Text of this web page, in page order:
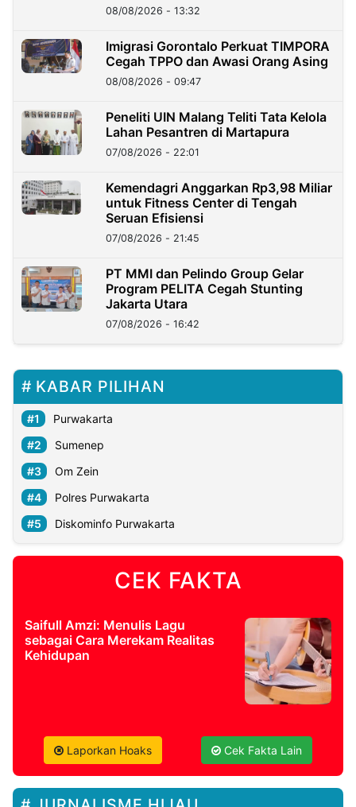
08/08/2026 - 13:32
Imigrasi Gorontalo Perkuat TIMPORA
Cegah TPPO dan Awasi Orang Asing
08/08/2026 - 09:47
Peneliti UIN Malang Teliti Tata Kelola
Lahan Pesantren di Martapura
07/08/2026 - 22:01
Kemendagri Anggarkan Rp3,98 Miliar
untuk Fitness Center di Tengah
Seruan Efisiensi
07/08/2026 - 21:45
PT MMI dan Pelindo Group Gelar
Program PELITA Cegah Stunting
Jakarta Utara
07/08/2026 - 16:42
KABAR PILIHAN
Purwakarta
Sumenep
Om Zein
Polres Purwakarta
Diskominfo Purwakarta
CEK FAKTA
Saifull Amzi: Menulis Lagu
sebagai Cara Merekam Realitas
Kehidupan
Laporkan Hoaks Cek Fakta Lain